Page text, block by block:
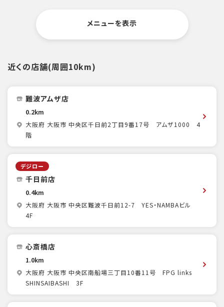
メニューを表示
近くの店舗(周囲10km)
難波アムザ店
0.2km
大阪府 大阪市 中央区千日前2丁目9番17号 アムザ1000 4
階
デジロー
千日前店
0.4km
大阪府 大阪市 中央区難波千日前12-7 YES・NAMBAビル
4F
心斎橋店
1.0km
大阪府 大阪市 中央区南船場三丁目10番11号 FPG links
SHINSAIBASHI 3F